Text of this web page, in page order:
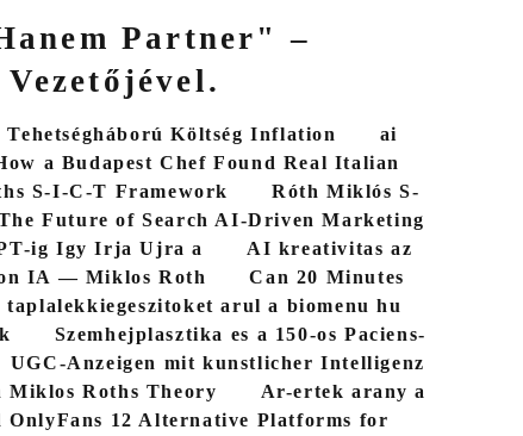
Partner" –
Költség Inflation
ai
a Budapest Chef Found Real Italian
S-I-C-T Framework
Róth Miklós S-
Future of Search AI-Driven Marketing
ig Igy Irja Ujra a
AI kreativitas az
IA — Miklos Roth
Can 20 Minutes
taplalekkiegeszitoket arul a biomenu hu
Szemhejplasztika es a 150-os Paciens-
UGC-Anzeigen mit kunstlicher Intelligenz
Miklos Roths Theory
Ar-ertek arany a
OnlyFans 12 Alternative Platforms for